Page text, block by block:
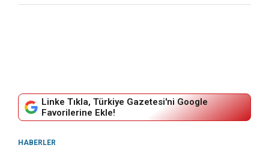
Linke Tıkla, Türkiye Gazetesi'ni Google
Favorilerine Ekle!
HABERLER